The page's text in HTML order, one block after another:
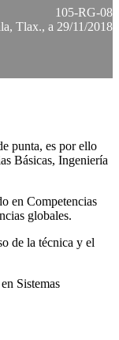
105-RG-08
Tlax., a 29/11/2018
punta, es por ello
Básicas, Ingeniería
en Competencias
globales.
de la técnica y el
Sistemas